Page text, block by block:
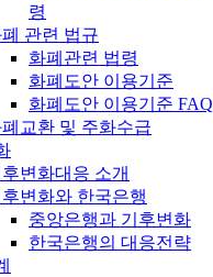
령
관련 법규
화폐관련 법령
화폐도안 이용기준
화폐도안 이용기준 FAQ
교환 및 주화수급
변화대응 소개
변화와 한국은행
중앙은행과 기후변화
한국은행의 대응전략